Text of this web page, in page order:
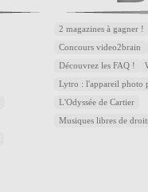
2 magazines à gagner !
Concours video2brain
Découvrez les FAQ !
Lytro : l'appareil photo
L'Odyssée de Cartier
Musiques libres de